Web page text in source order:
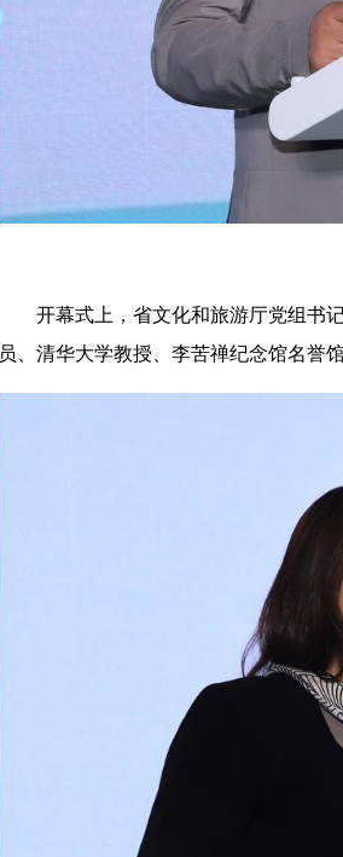
开幕式上，省文化和旅游厅党组书
员、清华大学教授、李苦禅纪念馆名誉